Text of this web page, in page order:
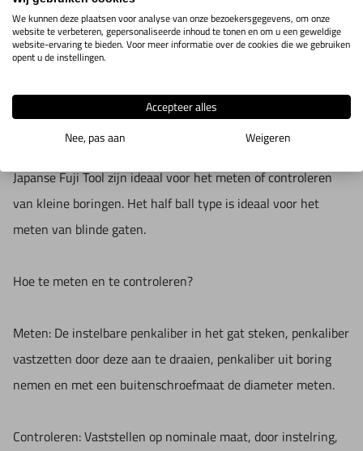
IN WINKELWAGEN
Productomschrijving
Deze set van instelbare penkalibers (type half ball) van het
Japanse Fuji Tool zijn ideaal voor het meten of controleren
van kleine boringen. Het half ball type is ideaal voor het
meten van blinde gaten.
Hoe te meten en te controleren?
Meten: De instelbare penkaliber in het gat steken, penkaliber
vastzetten door deze aan te draaien, penkaliber uit boring
nemen en met een buitenschroefmaat de diameter meten.
Controleren: Vaststellen op nominale maat, door instelring,
We kunnen deze plaatsen voor analyse van onze bezoekersgegevens, om onze
website te verbeteren, gepersonaliseerde inhoud te tonen en om u een geweldige
website-ervaring te bieden. Voor meer informatie over de cookies die we gebruiken
opent u de instellingen.
Accepteer alles
Nee, pas aan
Weigeren